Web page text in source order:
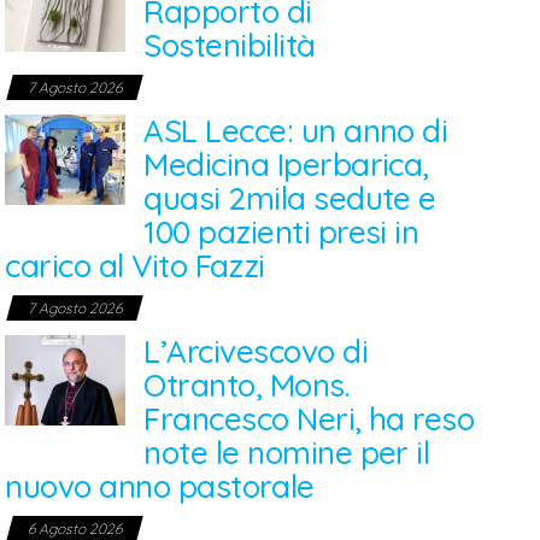
Rapporto di
Sostenibilità
7 Agosto 2026
ASL Lecce: un anno di
Medicina Iperbarica,
quasi 2mila sedute e
100 pazienti presi in
carico al Vito Fazzi
7 Agosto 2026
L’Arcivescovo di
Otranto, Mons.
Francesco Neri, ha reso
note le nomine per il
nuovo anno pastorale
6 Agosto 2026